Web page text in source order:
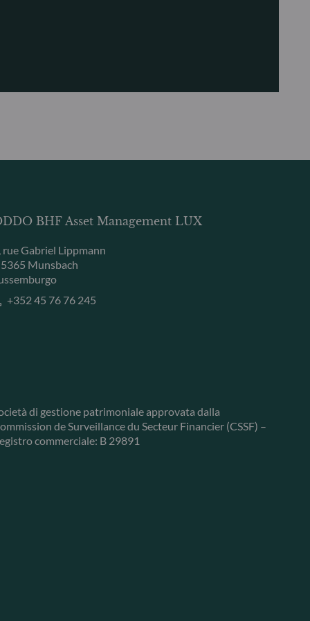
BHF Asset Management LUX
rue Gabriel Lippmann
5365 Munsbach
+352 45 76 76 245
di gestione patrimoniale approvata dalla
de Surveillance du Secteur Financier (CSSF) –
commerciale: B 29891